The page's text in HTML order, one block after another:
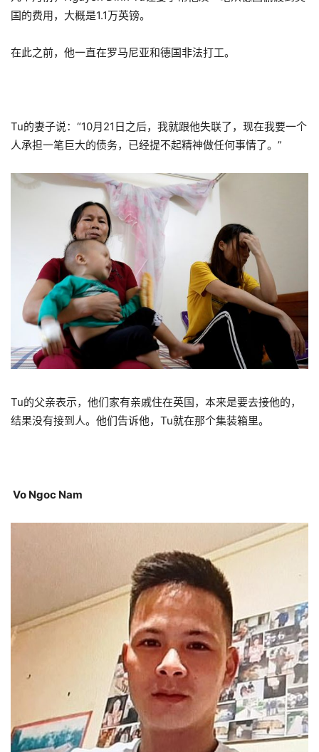
国的费用，大概是1.1万英镑。
在此之前，他一直在罗马尼亚和德国非法打工。
Tu的妻子说：“10月21日之后，我就跟他失联了，现在我要一个
人承担一笔巨大的债务，已经提不起精神做任何事情了。”
Tu的父亲表示，他们家有亲戚住在英国，本来是要去接他的，
结果没有接到人。他们告诉他，Tu就在那个集装箱里。
Vo Ngoc Nam